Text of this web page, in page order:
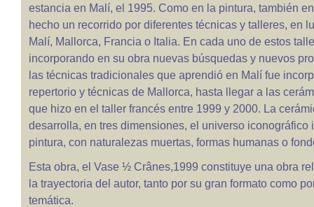
estancia en Malí, el 1995. Como en la pintura, también
hecho un recorrido por diferentes técnicas y talleres, en
Malí, Mallorca, Francia o Italia. En cada uno de estos
incorporando en su obra nuevas búsquedas y nuevos
las técnicas tradicionales que aprendió en Malí fue
repertorio y técnicas de Mallorca, hasta llegar a las
que hizo en el taller francés entre 1999 y 2000. La
desarrolla, en tres dimensiones, el universo iconográfico
pintura, con naturalezas muertas, formas humanas o
Esta obra, el Vase ½ Crânes,1999 constituye una obra
la trayectoria del autor, tanto por su gran formato como
temática.